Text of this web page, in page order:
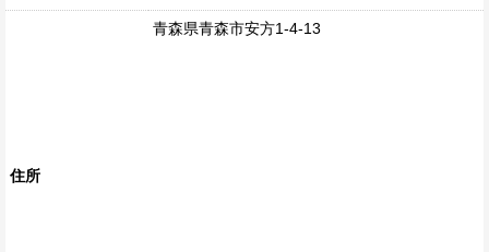
住所
青森県青森市安方1-4-13